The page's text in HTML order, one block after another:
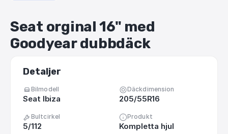
Seat orginal 16" med
Goodyear dubbdäck
Detaljer
Bilmodell
Seat Ibiza
Däckdimension
205/55R16
Bultcirkel
5/112
Produkt
Kompletta hjul